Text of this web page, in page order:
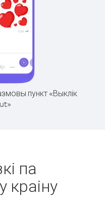
пункт «Выклік
па
краіну